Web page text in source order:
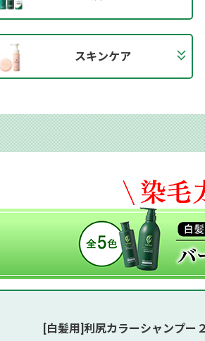
スキンケア
[白髪用]利尻カラーシャンプー